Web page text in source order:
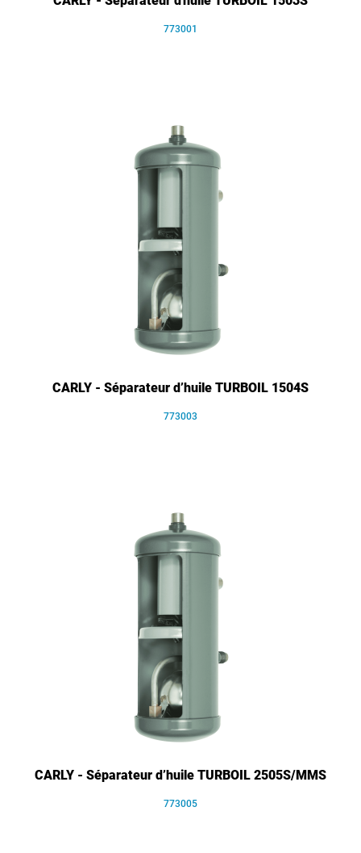
773001
CARLY - Séparateur d’huile TURBOIL 1504S
773003
CARLY - Séparateur d’huile TURBOIL 2505S/MMS
773005